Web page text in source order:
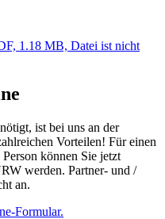
1.18 MB, Datei ist nicht
ist bei uns an der
Vorteilen! Für einen
können Sie jetzt
werden. Partner- und /
an.
Formular.